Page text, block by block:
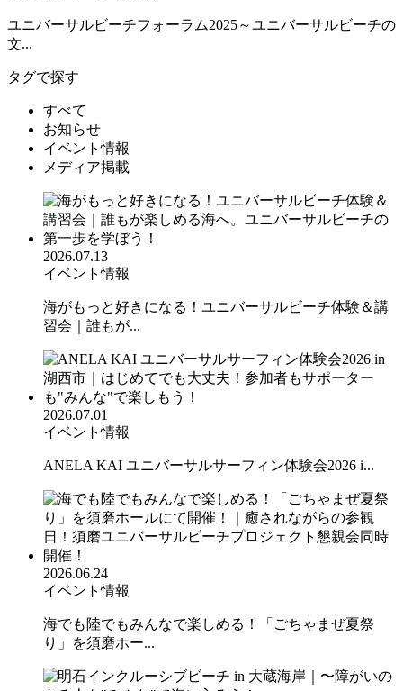
ユニバーサルビーチフォーラム2025～ユニバーサルビーチの
文...
タグで探す
すべて
お知らせ
イベント情報
メディア掲載
2026.07.13
イベント情報
海がもっと好きになる！ユニバーサルビーチ体験＆講
習会｜誰もが...
2026.07.01
イベント情報
ANELA KAI ユニバーサルサーフィン体験会2026 i...
2026.06.24
イベント情報
海でも陸でもみんなで楽しめる！「ごちゃまぜ夏祭
り」を須磨ホー...